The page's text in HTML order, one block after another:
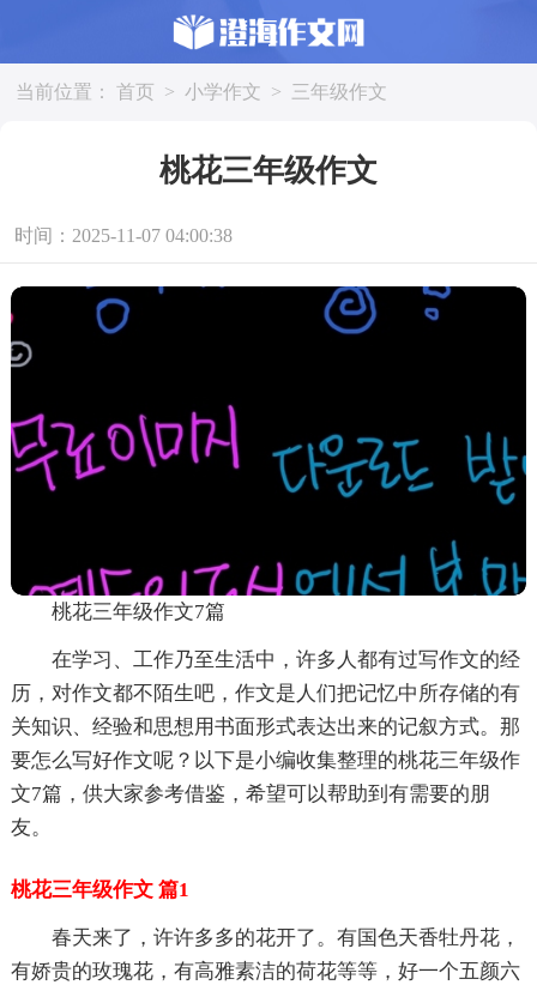
当前位置： 首页 > 小学作文 > 三年级作文
桃花三年级作文
时间：2025-11-07 04:00:38
桃花三年级作文7篇
在学习、工作乃至生活中，许多人都有过写作文的经
历，对作文都不陌生吧，作文是人们把记忆中所存储的有
关知识、经验和思想用书面形式表达出来的记叙方式。那
要怎么写好作文呢？以下是小编收集整理的桃花三年级作
文7篇，供大家参考借鉴，希望可以帮助到有需要的朋
友。
桃花三年级作文 篇1
春天来了，许许多多的花开了。有国色天香牡丹花，
有娇贵的玫瑰花，有高雅素洁的荷花等等，好一个五颜六